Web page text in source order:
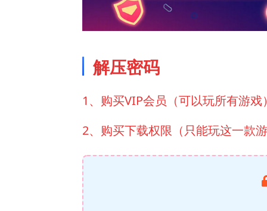
解压密码
1、购买VIP会员（可以玩所有游
2、购买下载权限（只能玩这一款